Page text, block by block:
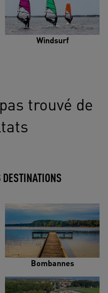
Windsurf
trouvé de
Bombannes